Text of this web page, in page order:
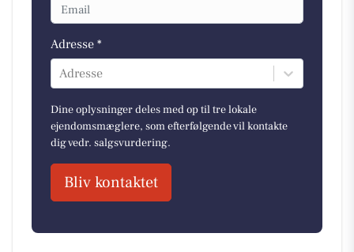
Adresse *
Adresse
Dine oplysninger deles med op til tre lokale
ejendomsmæglere, som efterfølgende vil kontakte
dig vedr. salgsvurdering.
Bliv kontaktet